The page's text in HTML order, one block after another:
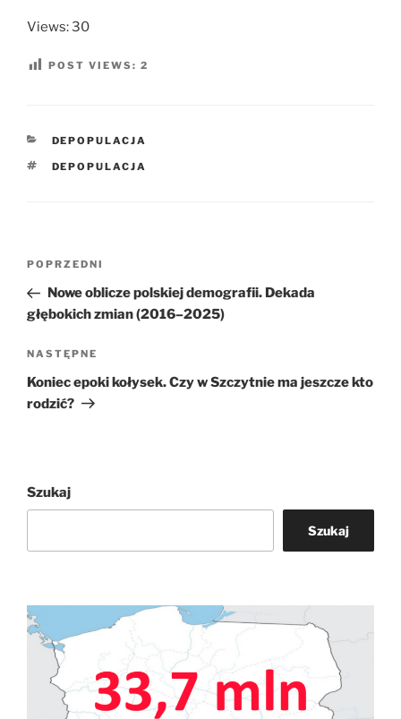
Views: 30
POST VIEWS: 2
KATEGORIE
DEPOPULACJA
TAGI
DEPOPULACJA
Nawigacja
Poprzedni
wpis
POPRZEDNI
Nowe oblicze polskiej demografii. Dekada
głębokich zmian (2016–2025)
Następny
wpis
NASTĘPNE
Koniec epoki kołysek. Czy w Szczytnie ma jeszcze kto
rodzić?
Szukaj
Szukaj